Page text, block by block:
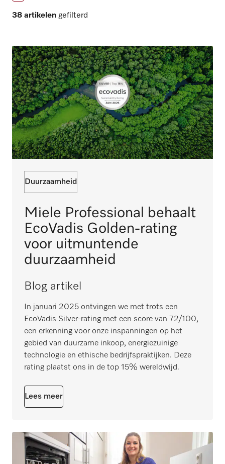
38 artikelen gefilterd
Duurzaamheid
Miele Professional behaalt
EcoVadis Golden-rating
voor uitmuntende
duurzaamheid
Blog artikel
In januari 2025 ontvingen we met trots een
EcoVadis Silver-rating met een score van 72/100,
een erkenning voor onze inspanningen op het
gebied van duurzame inkoop, energiezuinige
technologie en ethische bedrijfspraktijken. Deze
rating plaatst ons in de top 15% wereldwijd.
Lees meer